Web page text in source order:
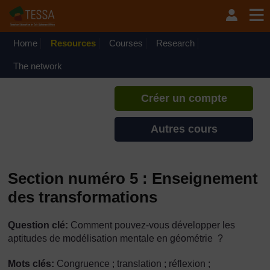
Home Resources Courses Research
The network
Si vous créez un compte, vous
pouvez établir un profil
Créer un compte
Autres cours
Section numéro 5 : Enseignement
des transformations
Question clé: Comment pouvez-vous développer les
aptitudes de modélisation mentale en géométrie ?
Mots clés: Congruence ; translation ; réflexion ;